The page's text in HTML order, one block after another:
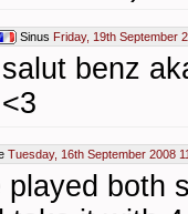
Sinus Friday, 19th September
salut benz
<3
Tuesday, 16th September 2008
played both